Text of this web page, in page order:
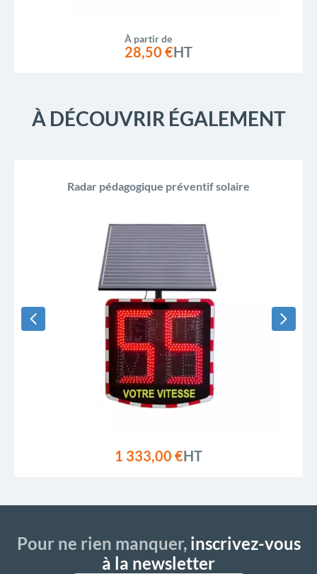
À partir de
28,50 €HT
À DÉCOUVRIR ÉGALEMENT
Radar pédagogique préventif solaire
1 333,00 €HT
Pour ne rien manquer,inscrivez-vous
à la newsletter